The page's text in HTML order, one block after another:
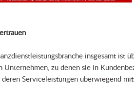
insgesamt ist
Unternehmen, zu denen sie in
Serviceleistungen überwiegend